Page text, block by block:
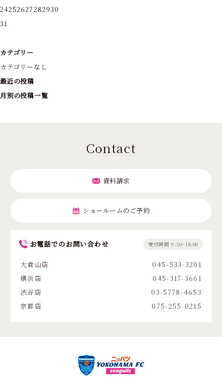
24252627282930
31
カテゴリー
カテゴリーなし
最近の投稿
月別の投稿一覧
Contact
資料請求
ショールームのご予約
お電話でのお問い合わせ 受付時間 9:30~18:00
大倉山店
045-533-3201
横浜店
045-317-3661
渋谷店
03-5778-4653
京都店
075-255-0215